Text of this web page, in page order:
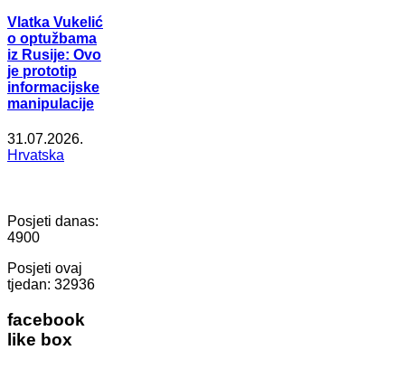
Vlatka Vukelić
o optužbama
iz Rusije: Ovo
je prototip
informacijske
manipulacije
31.07.2026.
Hrvatska
Posjeti danas:
4900
Posjeti ovaj
tjedan: 32936
facebook
like box